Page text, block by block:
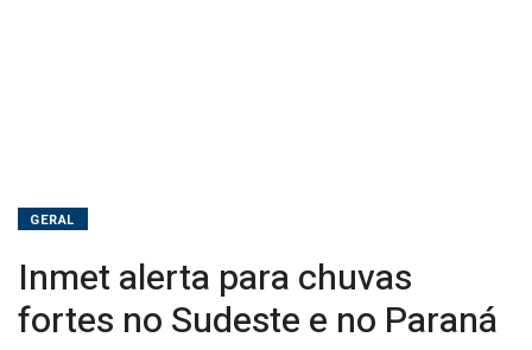
GERAL
Inmet alerta para chuvas
fortes no Sudeste e no Paraná